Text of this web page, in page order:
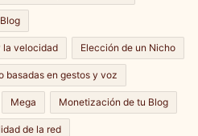
la velocidad Elección de un Nicho
basadas en gestos y voz
Mega Monetización de tu Blog
de la red